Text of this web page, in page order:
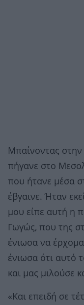
Μπαίνοντας στην
πήγανε στο
που ήτανε μέσα
έβγαινε. Ήταν
μου είπε αυτή η
Γωγώς, που της
ένιωσα να
ένιωσα ότι αυτό
και μας μιλούσε
«Και επειδή σε